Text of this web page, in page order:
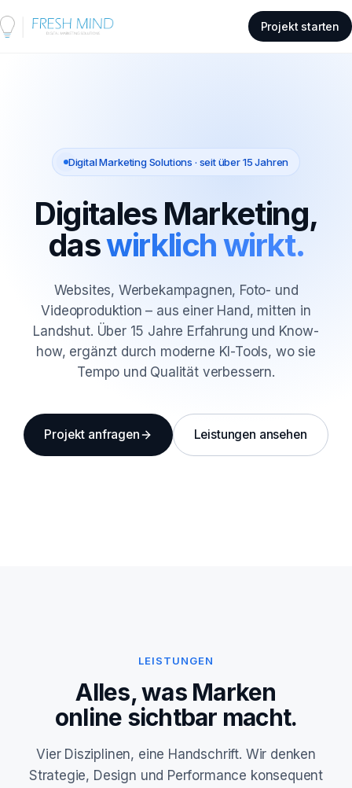
Projekt starten
Digital Marketing Solutions · seit über 15 Jahren
Digitales Marketing,
daswirklich wirkt.
Websites, Werbekampagnen, Foto- und
Videoproduktion – aus einer Hand, mitten in
Landshut. Über 15 Jahre Erfahrung und Know-
how, ergänzt durch moderne KI-Tools, wo sie
Tempo und Qualität verbessern.
Projekt anfragen Leistungen ansehen
LEISTUNGEN
Alles, was Marken
online sichtbar macht.
Vier Disziplinen, eine Handschrift. Wir denken
Strategie, Design und Performance konsequent